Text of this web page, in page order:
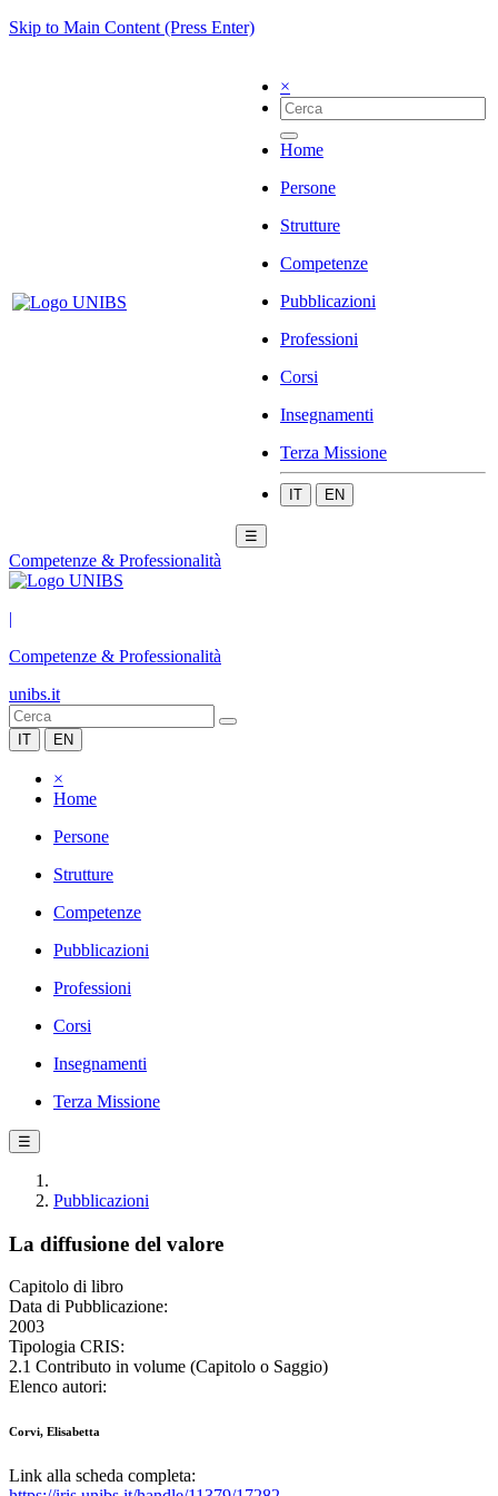
Skip to Main Content (Press Enter)
×
Home
Persone
Strutture
Competenze
Pubblicazioni
Professioni
Corsi
Insegnamenti
Terza Missione
IT EN
☰
Competenze & Professionalità
|
Competenze & Professionalità
unibs.it
IT EN
×
Home
Persone
Strutture
Competenze
Pubblicazioni
Professioni
Corsi
Insegnamenti
Terza Missione
☰
Pubblicazioni
La diffusione del valore
Capitolo di libro
Data di Pubblicazione:
2003
Tipologia CRIS:
2.1 Contributo in volume (Capitolo o Saggio)
Elenco autori:
Corvi, Elisabetta
Link alla scheda completa: